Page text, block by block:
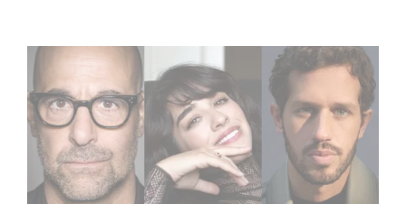
Le riprese di Masterplan sono ufficialmente iniziate in